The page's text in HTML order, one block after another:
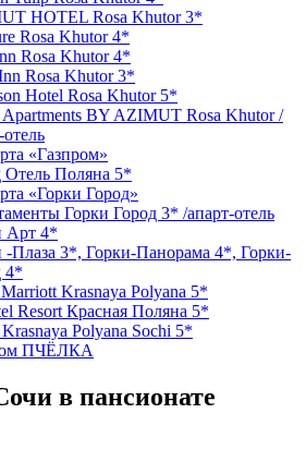
HOTEL Rosa Khutor 3*
Rosa Khutor 4*
Rosa Khutor 4*
Rosa Khutor 3*
Hotel Rosa Khutor 5*
Apartments BY AZIMUT Rosa Khutor /
«Газпром»
Отель Поляна 5*
«Горки Город»
Горки Город 3* /апарт-отель
Арт 4*
-Плаза 3*, Горки-Панорама 4*, Горки-
4*
Krasnaya Polyana 5*
Resort Красная Поляна 5*
Polyana Sochi 5*
ПЧЁЛКА
в пансионате